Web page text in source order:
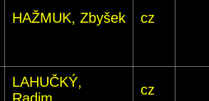
HAŽMUK, Zbyšek cz
LAHUČKÝ,
cz